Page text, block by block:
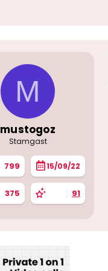
M
mustogoz
Stamgast
799 15/09/22
375 91